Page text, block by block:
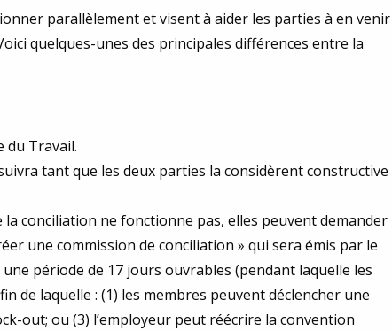
parallèlement et visent à aider les parties à en venir
quelques-unes des principales différences entre la
du Travail.
tant que les deux parties la considèrent constructive
la conciliation ne fonctionne pas, elles peuvent demander
une commission de conciliation » qui sera émis par le
période de 17 jours ouvrables (pendant laquelle les
de laquelle : (1) les membres peuvent déclencher une
out; ou (3) l’employeur peut réécrire la convention